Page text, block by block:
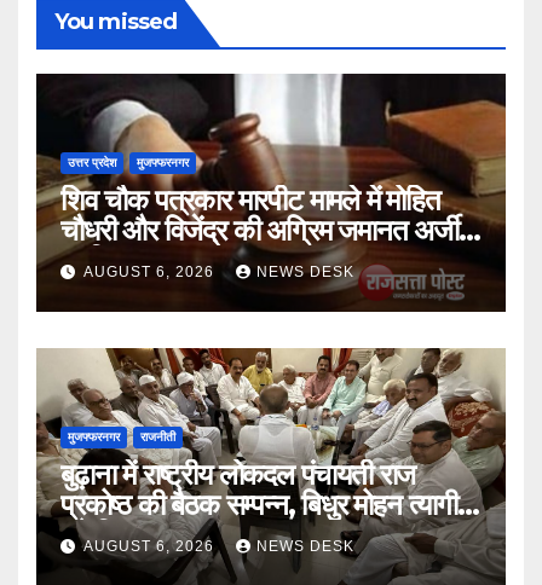
You missed
उत्तर प्रदेश मुजफ्फरनगर
शिव चौक पत्रकार मारपीट मामले में मोहित
चौधरी और विजेंद्र की अग्रिम जमानत अर्जी
खारिज
AUGUST 6, 2026 NEWS DESK
मुजफ्फरनगर राजनीती
बुढ़ाना में राष्ट्रीय लोकदल पंचायती राज
प्रकोष्ठ की बैठक सम्पन्न, बिधुर मोहन त्यागी
बने जिलाध्यक्ष
AUGUST 6, 2026 NEWS DESK